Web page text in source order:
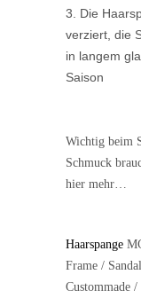
Die
verziert, die
in langem
Saison
Wichtig beim
Schmuck
hier mehr…
Haarspange
Frame /
Custommade